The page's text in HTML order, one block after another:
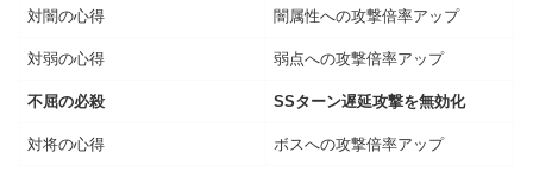
対闇の心得 闇属性への攻撃倍率アップ
対弱の心得 弱点への攻撃倍率アップ
不屈の必殺 SSターン遅延攻撃を無効化
対将の心得 ボスへの攻撃倍率アップ